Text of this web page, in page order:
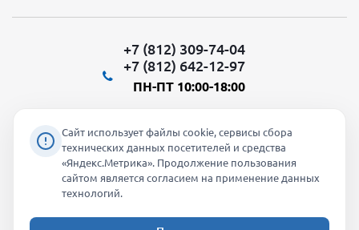
+7 (812) 309-74-04
+7 (812) 642-12-97
ПН-ПТ 10:00-18:00
Мы в социальных сетях:
Сайт использует файлы cookie, сервисы сбора
технических данных посетителей и средства
«Яндекс.Метрика». Продолжение пользования
сайтом является согласием на применение данных
технологий.